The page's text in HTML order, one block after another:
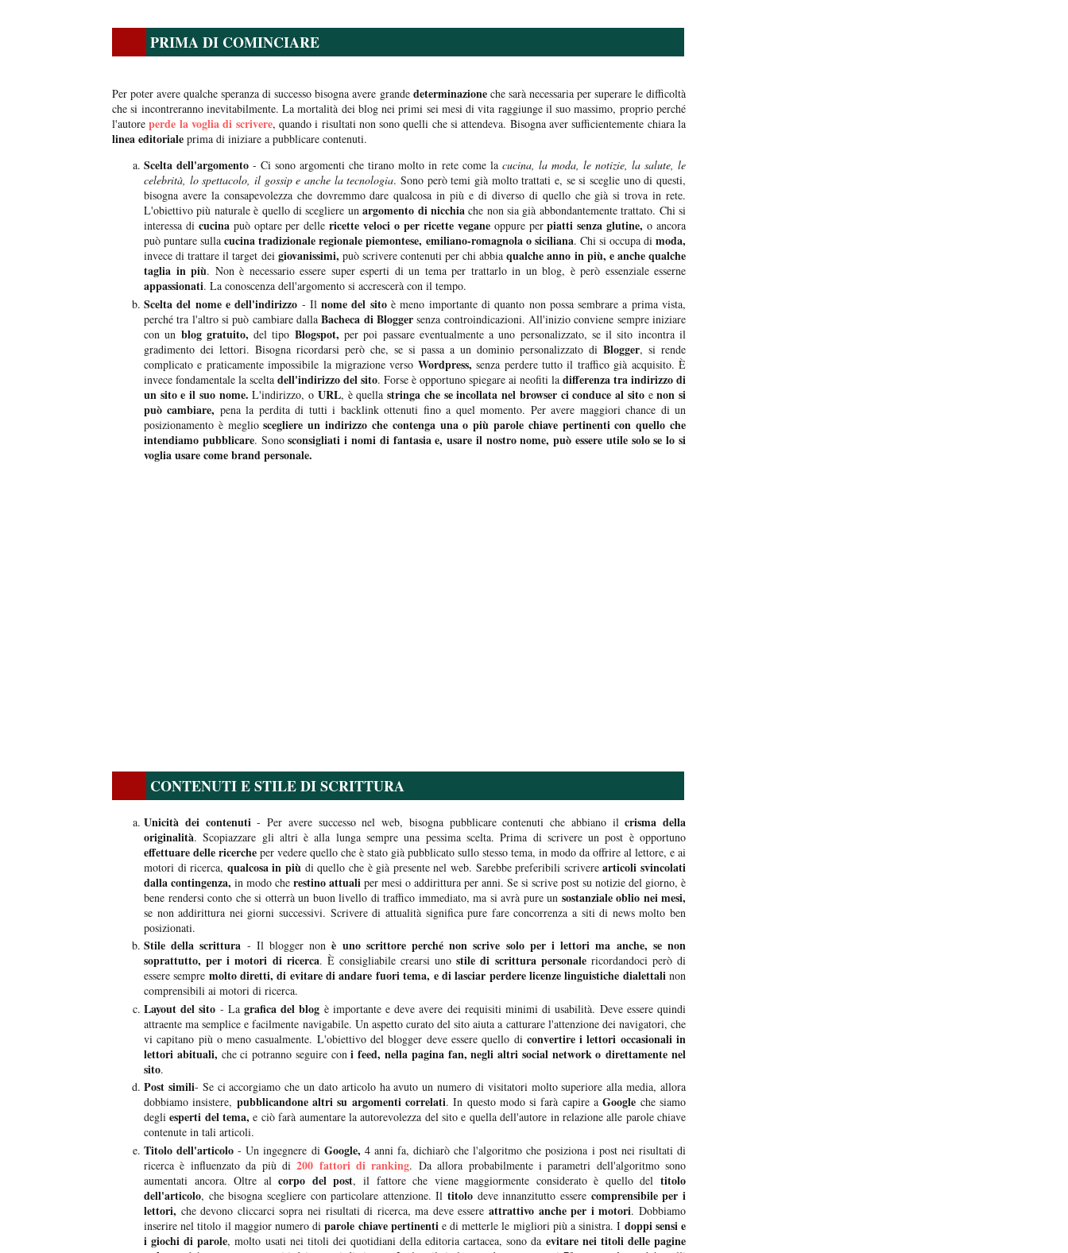
PRIMA DI COMINCIARE
Per poter avere qualche speranza di successo bisogna avere grande determinazioneche sarà necessaria per superare le difficoltà
che si incontreranno inevitabilmente. La mortalità dei blog nei primi sei mesi di vita raggiunge il suo massimo, proprio perché
l'autoreperde la voglia di scrivere, quando i risultati non sono quelli che si attendeva. Bisogna aver sufficientemente chiara la
linea editoriale prima di iniziare a pubblicare contenuti.
Scelta dell'argomento - Ci sono argomenti che tirano molto in rete come lacucina, la moda, le notizie, la salute, le
celebrità, lo spettacolo, il gossip e anche la tecnologia. Sono però temi già molto trattati e, se si sceglie uno di questi,
bisogna avere la consapevolezza che dovremmo dare qualcosa in più e di diverso di quello che già si trova in rete.
L'obiettivo più naturale è quello di scegliere unargomento di nicchiache non sia già abbondantemente trattato. Chi si
interessa di cucina può optare per delle ricette veloci o per ricette veganeoppure perpiatti senza glutine, o ancora
può puntare sulla cucina tradizionale regionale piemontese, emiliano-romagnola o siciliana. Chi si occupa dimoda,
invece di trattare il target dei giovanissimi, può scrivere contenuti per chi abbiaqualche anno in più, e anche qualche
taglia in più. Non è necessario essere super esperti di un tema per trattarlo in un blog, è però essenziale esserne
appassionati. La conoscenza dell'argomento si accrescerà con il tempo.
Scelta del nome e dell'indirizzo - Ilnome del sitoè meno importante di quanto non possa sembrare a prima vista,
perché tra l'altro si può cambiare dallaBacheca di Blogger senza controindicazioni. All'inizio conviene sempre iniziare
con un blog gratuito, del tipo Blogspot, per poi passare eventualmente a uno personalizzato, se il sito incontra il
gradimento dei lettori. Bisogna ricordarsi però che, se si passa a un dominio personalizzato di Blogger, si rende
complicato e praticamente impossibile la migrazione verso Wordpress, senza perdere tutto il traffico già acquisito. È
invece fondamentale la scelta dell'indirizzo del sito. Forse è opportuno spiegare ai neofiti la differenza tra indirizzo di
un sito e il suo nome. L'indirizzo, o URL, è quella stringa che se incollata nel browser ci conduce al sitoenon si
può cambiare, pena la perdita di tutti i backlink ottenuti fino a quel momento. Per avere maggiori chance di un
posizionamento è meglioscegliere un indirizzo che contenga una o più parole chiave pertinenti con quello che
intendiamo pubblicare. Sonosconsigliati i nomi di fantasia e, usare il nostro nome, può essere utile solo se lo si
voglia usare come brand personale.
CONTENUTI E STILE DI SCRITTURA
Unicità dei contenuti - Per avere successo nel web, bisogna pubblicare contenuti che abbiano ilcrisma della
originalità. Scopiazzare gli altri è alla lunga sempre una pessima scelta. Prima di scrivere un post è opportuno
effettuare delle ricerche per vedere quello che è stato già pubblicato sullo stesso tema, in modo da offrire al lettore, e ai
motori di ricerca, qualcosa in più di quello che è già presente nel web. Sarebbe preferibili scriverearticoli svincolati
dalla contingenza, in modo che restino attuali per mesi o addirittura per anni. Se si scrive post su notizie del giorno, è
bene rendersi conto che si otterrà un buon livello di traffico immediato, ma si avrà pure un sostanziale oblio nei mesi,
se non addirittura nei giorni successivi. Scrivere di attualità significa pure fare concorrenza a siti di news molto ben
posizionati.
Stile della scrittura - Il blogger nonè uno scrittore perché non scrive solo per i lettori ma anche, se non
soprattutto, per i motori di ricerca. È consigliabile crearsi uno stile di scrittura personale ricordandoci però di
essere sempre molto diretti, di evitare di andare fuori tema, e di lasciar perdere licenze linguistiche dialettalinon
comprensibili ai motori di ricerca.
Layout del sito - Lagrafica del blog è importante e deve avere dei requisiti minimi di usabilità. Deve essere quindi
attraente ma semplice e facilmente navigabile. Un aspetto curato del sito aiuta a catturare l'attenzione dei navigatori, che
vi capitano più o meno casualmente. L'obiettivo del blogger deve essere quello di convertirei lettori occasionali in
lettori abituali, che ci potranno seguire coni feed, nella pagina fan, negli altri social network o direttamente nel
sito.
Post simili- Se ci accorgiamo che un dato articolo ha avuto un numero di visitatori molto superiore alla media, allora
dobbiamo insistere, pubblicandone altri su argomenti correlati. In questo modo si farà capire aGoogle che siamo
degliesperti del tema, e ciò farà aumentare la autorevolezza del sito e quella dell'autore in relazione alle parole chiave
contenute in tali articoli.
Titolo dell'articolo - Un ingegnere di Google, 4 anni fa, dichiarò che l'algoritmo che posiziona i post nei risultati di
ricerca è influenzato da più di200 fattori di ranking. Da allora probabilmente i parametri dell'algoritmo sono
aumentati ancora. Oltre alcorpo del post, il fattore che viene maggiormente considerato è quello del titolo
dell'articolo, che bisogna scegliere con particolare attenzione. Il titolo deve innanzitutto essere comprensibile per i
lettori, che devono cliccarci sopra nei risultati di ricerca, ma deve essereattrattivo anche per i motori. Dobbiamo
inserire nel titolo il maggior numero diparole chiave pertinenti e di metterle le migliori più a sinistra. I doppi sensi e
i giochi di parole, molto usati nei titoli dei quotidiani della editoria cartacea, sono da evitare nei titoli delle pagine